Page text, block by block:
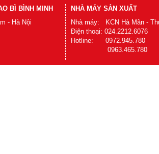
BÌ BÌNH MINH
- Hà Nội
NHÀ MÁY SẢN XUẤT
Nhà máy: KCN Hà Mãn -
Điện thoại: 024.2212.6076
Hotline: 0972.945.780
0963.465.780